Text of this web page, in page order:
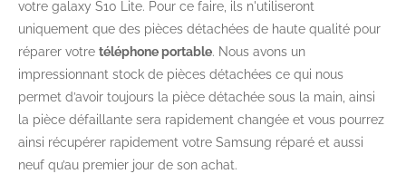
votre galaxy S10 Lite. Pour ce faire, ils n'utiliseront
uniquement que des pièces détachées de haute qualité pour
réparer votre téléphone portable. Nous avons un
impressionnant stock de pièces détachées ce qui nous
permet d’avoir toujours la pièce détachée sous la main, ainsi
la pièce défaillante sera rapidement changée et vous pourrez
ainsi récupérer rapidement votre Samsung réparé et aussi
neuf qu’au premier jour de son achat.